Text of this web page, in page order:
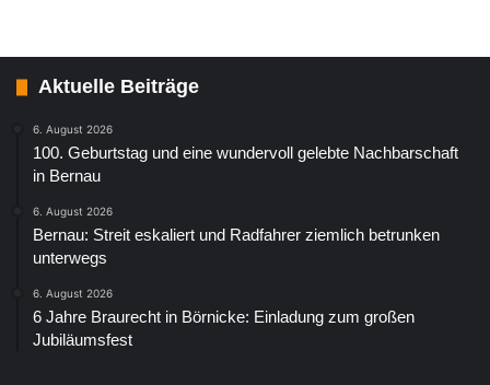
Aktuelle Beiträge
6. August 2026
100. Geburtstag und eine wundervoll gelebte Nachbarschaft
in Bernau
6. August 2026
Bernau: Streit eskaliert und Radfahrer ziemlich betrunken
unterwegs
6. August 2026
6 Jahre Braurecht in Börnicke: Einladung zum großen
Jubiläumsfest